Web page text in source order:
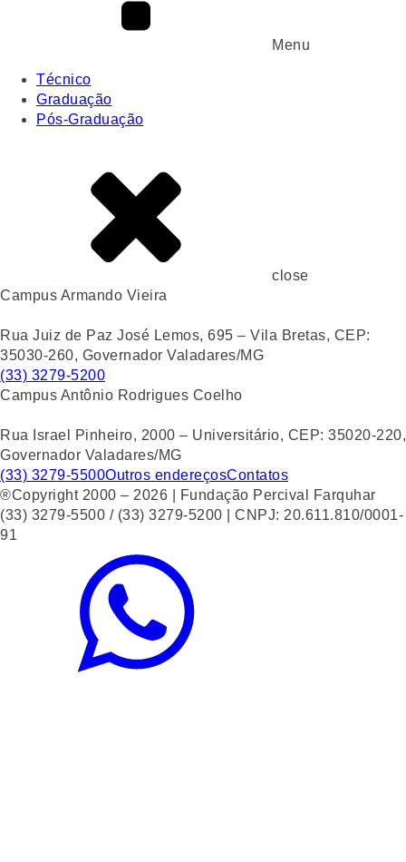
Menu
Técnico
Graduação
Pós-Graduação
close
Campus Armando Vieira
Rua Juiz de Paz José Lemos, 695 – Vila Bretas, CEP:
35030-260, Governador Valadares/MG
(33) 3279-5200
Campus Antônio Rodrigues Coelho
Rua Israel Pinheiro, 2000 – Universitário, CEP: 35020-220,
Governador Valadares/MG
(33) 3279-5500Outros endereçosContatos
®Copyright 2000 – 2026 | Fundação Percival Farquhar
(33) 3279-5500 / (33) 3279-5200 | CNPJ: 20.611.810/0001-
91